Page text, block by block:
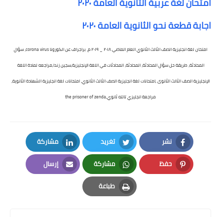
اجابة قطعة نحو الثانوية العامة ٢٠٢٠
امتحان لغة انجليزية الصف الثالث الثانوي العام الماضي ٢٠١٨ _ ٢٠١٩ م، براجراف عن الكورونا corona virus، سؤال
المحادثة، طريقة حل سؤال المحادثة، المحادثة، المحادثات في اللغة الإنجليزية,سجين زندا,مراجعه لمادة اللغة
الإنجليزية الصف الثالث الثانوى ,امتحانات لغة انجليزية الصف الثالث الثانوي، امتحانات لغة انجليزية الشهادة الثانوية،
مراجعة انجليزي تالته ثانوي,the prisoner of zenda
نشر
Facebook
تغريد
Twitter
مشاركة
LinkedIn
حفظ
Pinterest
مشاركة
Whatsapp
إرسال
Email
طباعة
Print